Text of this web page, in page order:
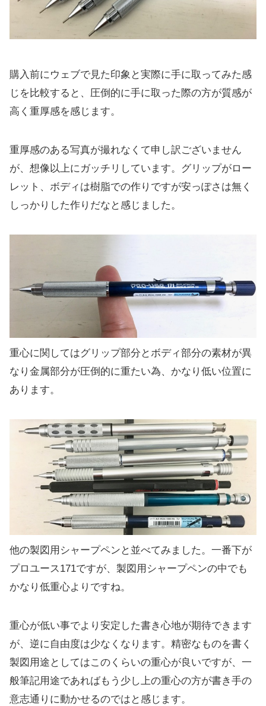
購入前にウェブで見た印象と実際に手に取ってみた感
じを比較すると、圧倒的に手に取った際の方が質感が
高く重厚感を感じます。
重厚感のある写真が撮れなくて申し訳ございません
が、想像以上にガッチリしています。グリップがロー
レット、ボディは樹脂での作りですが安っぽさは無く
しっかりした作りだなと感じました。
重心に関してはグリップ部分とボディ部分の素材が異
なり金属部分が圧倒的に重たい為、かなり低い位置に
あります。
他の製図用シャープペンと並べてみました。一番下が
プロユース171ですが、製図用シャープペンの中でも
かなり低重心よりですね。
重心が低い事でより安定した書き心地が期待できます
が、逆に自由度は少なくなります。精密なものを書く
製図用途としてはこのくらいの重心が良いですが、一
般筆記用途であればもう少し上の重心の方が書き手の
意志通りに動かせるのではと感じます。